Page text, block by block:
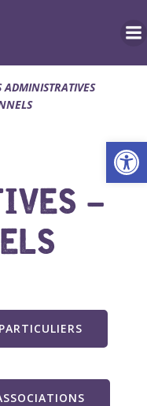
ADMINISTRATIVES
–